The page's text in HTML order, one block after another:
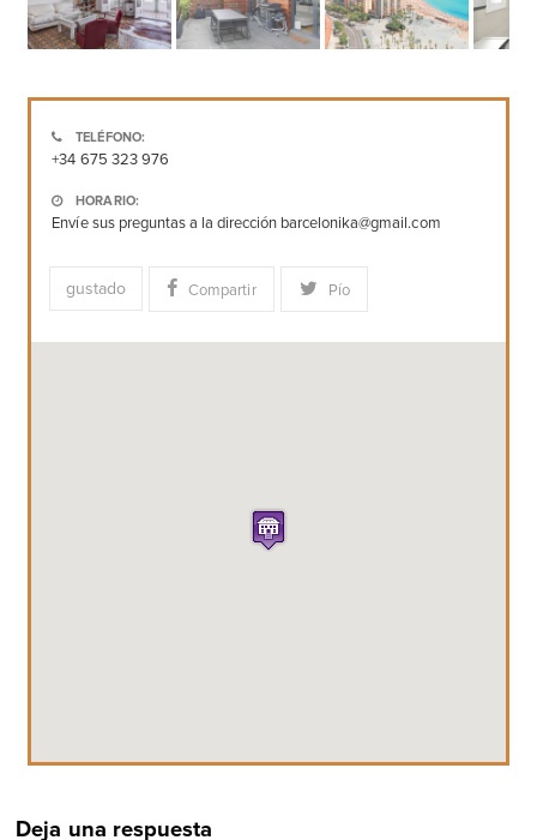
TELÉFONO:
+34 675 323 976
HORARIO:
Envíe sus preguntas a la dirección barcelonika@gmail.com
gustado Compartir Pío
Deja una respuesta